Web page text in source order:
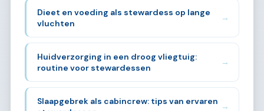
Dieet en voeding als stewardess op lange
vluchten
→
Huidverzorging in een droog vliegtuig:
routine voor stewardessen
→
Slaapgebrek als cabincrew: tips van ervaren
→